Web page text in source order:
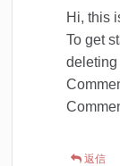
Hi, this
To get
deleting
返信